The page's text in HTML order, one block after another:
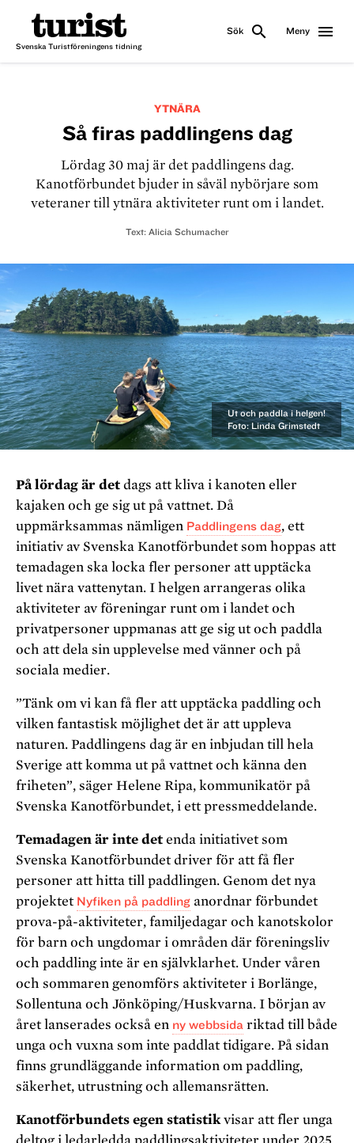
Svenska Turistföreningens tidning
Sök search Meny menu
YTNÄRA
Så firas paddlingens dag
Lördag 30 maj är det paddlingens dag.
Kanotförbundet bjuder in såväl nybörjare som
veteraner till ytnära aktiviteter runt om i landet.
Text: Alicia Schumacher
Ut och paddla i helgen!
Foto: Linda Grimstedt
På lördag är det dags att kliva i kanoten eller
kajaken och ge sig ut på vattnet. Då
uppmärksammas nämligen Paddlingens dag, ett
initiativ av Svenska Kanotförbundet som hoppas att
temadagen ska locka fler personer att upptäcka
livet nära vattenytan. I helgen arrangeras olika
aktiviteter av föreningar runt om i landet och
privatpersoner uppmanas att ge sig ut och paddla
och att dela sin upplevelse med vänner och på
sociala medier.
”Tänk om vi kan få fler att upptäcka paddling och
vilken fantastisk möjlighet det är att uppleva
naturen. Paddlingens dag är en inbjudan till hela
Sverige att komma ut på vattnet och känna den
friheten”, säger Helene Ripa, kommunikatör på
Svenska Kanotförbundet, i ett pressmeddelande.
Temadagen är inte det enda initiativet som
Svenska Kanotförbundet driver för att få fler
personer att hitta till paddlingen. Genom det nya
projektet Nyfiken på paddling anordnar förbundet
prova-på-aktiviteter, familjedagar och kanotskolor
för barn och ungdomar i områden där föreningsliv
och paddling inte är en självklarhet. Under våren
och sommaren genomförs aktiviteter i Borlänge,
Sollentuna och Jönköping/Huskvarna. I början av
året lanserades också en ny webbsida riktad till både
unga och vuxna som inte paddlat tidigare. På sidan
finns grundläggande information om paddling,
säkerhet, utrustning och allemansrätten.
Kanotförbundets egen statistikvisar att fler unga